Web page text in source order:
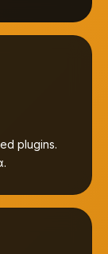
plugins.